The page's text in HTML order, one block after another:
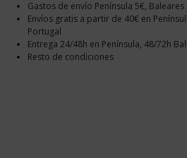
Gastos de envío Península 5€,
Envíos gratis a partir de 40€ en
Portugal
Entrega 24/48h en Península, 48/72h
Resto de condiciones